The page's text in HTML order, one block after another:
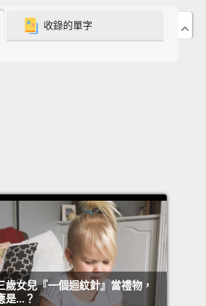
收錄的單字
歲女兒『一個迴紋針』當禮物，
是...？